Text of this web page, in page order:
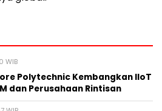
WIB
Polytechnic Kembangkan IIoT
dan Perusahaan Rintisan